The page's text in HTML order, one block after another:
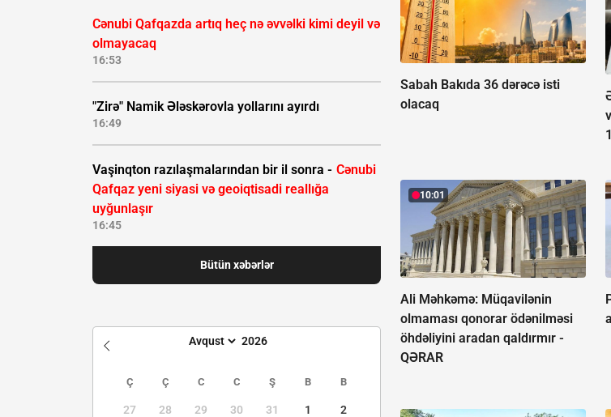
Cənubi Qafqazda artıq heç nə əvvəlki kimi deyil və
olmayacaq
16:53
"Zirə" Namik Ələskərovla yollarını ayırdı
16:49
Vaşinqton razılaşmalarından bir il sonra - Cənubi
Qafqaz yeni siyasi və geoiqtisadi reallığa
uyğunlaşır
16:45
Bütün xəbərlər
Ç Ç C C Ş B B
27 28 29 30 31 1 2
Sabah Bakıda 36 dərəcə isti
olacaq
10:01
Ali Məhkəmə: Müqavilənin
olmaması qonorar ödənilməsi
öhdəliyini aradan qaldırmır -
QƏRAR